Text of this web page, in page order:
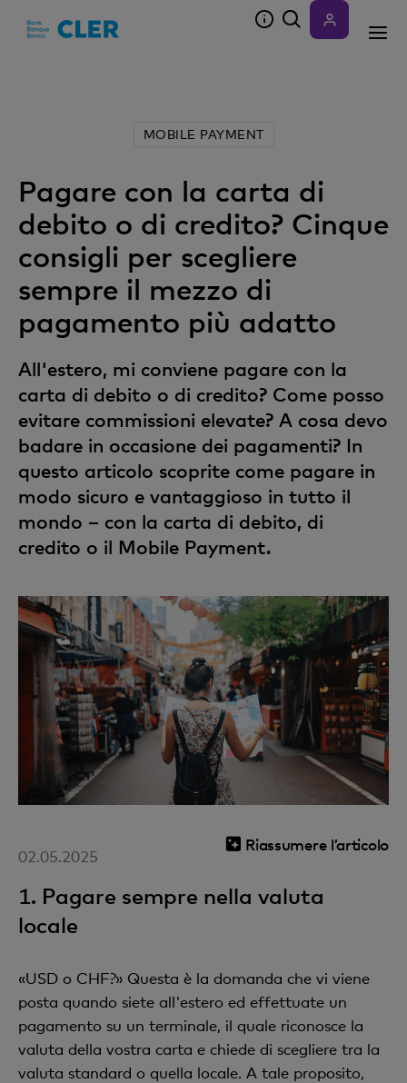
MOBILE PAYMENT
Pagare con la carta di
debito o di credito? Cinque
consigli per scegliere
sempre il mezzo di
pagamento più adatto
All'estero, mi conviene pagare con la
carta di debito o di credito? Come posso
evitare commissioni elevate? A cosa devo
badare in occasione dei pagamenti? In
questo articolo scoprite come pagare in
modo sicuro e vantaggioso in tutto il
mondo – con la carta di debito, di
credito o il Mobile Payment.
Riassumere l’articolo
02.05.2025
1. Pagare sempre nella valuta
locale
«USD o CHF?» Questa è la domanda che vi viene
posta quando siete all'estero ed effettuate un
pagamento su un terminale, il quale riconosce la
valuta della vostra carta e chiede di scegliere tra la
valuta standard o quella locale. A tale proposito,